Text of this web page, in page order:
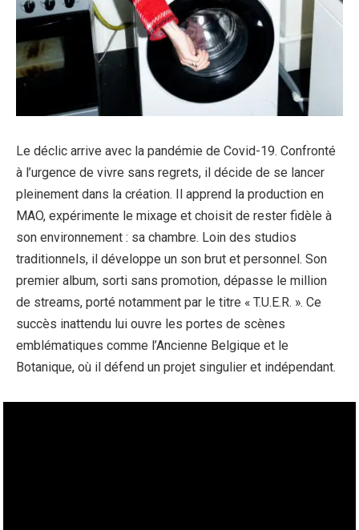
Le déclic arrive avec la pandémie de Covid-19. Confronté
à l’urgence de vivre sans regrets, il décide de se lancer
pleinement dans la création. Il apprend la production en
MAO, expérimente le mixage et choisit de rester fidèle à
son environnement : sa chambre. Loin des studios
traditionnels, il développe un son brut et personnel. Son
premier album, sorti sans promotion, dépasse le million
de streams, porté notamment par le titre « T.U.E.R. ». Ce
succès inattendu lui ouvre les portes de scènes
emblématiques comme l’Ancienne Belgique et le
Botanique, où il défend un projet singulier et indépendant.